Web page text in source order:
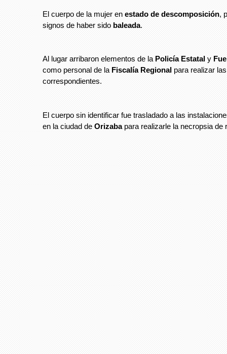
El cuerpo de la mujer en estado de descomposición,
signos de haber sido baleada.
Al lugar arribaron elementos de la Policía Estatal y
como personal de la Fiscalía Regional para realizar
correspondientes.
El cuerpo sin identificar fue trasladado a las
en la ciudad de Orizaba para realizarle la necropsia de